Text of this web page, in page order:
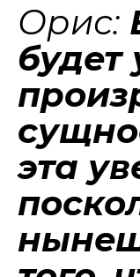
Орис:
будет
эта